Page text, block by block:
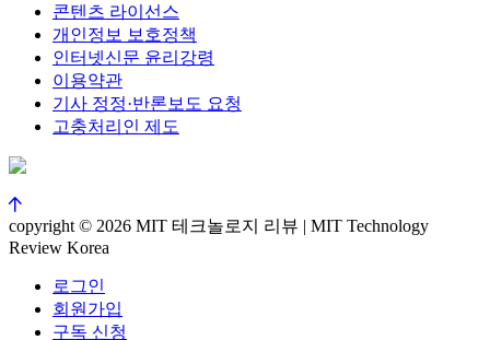
콘텐츠 라이선스
개인정보 보호정책
인터넷신문 윤리강령
이용약관
기사 정정·반론보도 요청
고충처리인 제도
copyright © 2026 MIT 테크놀로지 리뷰 | MIT Technology
Review Korea
로그인
회원가입
구독 신청